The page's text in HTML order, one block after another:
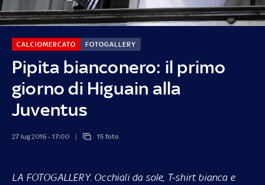
Pipita bianconero: il primo
giorno di Higuain alla
Juventus
CALCIOMERCATO FOTOGALLERY
27 lug 2016 - 17:00 15 foto
LA FOTOGALLERY. Occhiali da sole, T-shirt bianca e